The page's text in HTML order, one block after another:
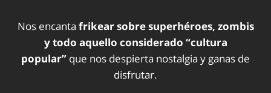
Nos encanta frikear sobre superhéroes, zombis
y todo aquello considerado “cultura
popular” que nos despierta nostalgia y ganas de
disfrutar.